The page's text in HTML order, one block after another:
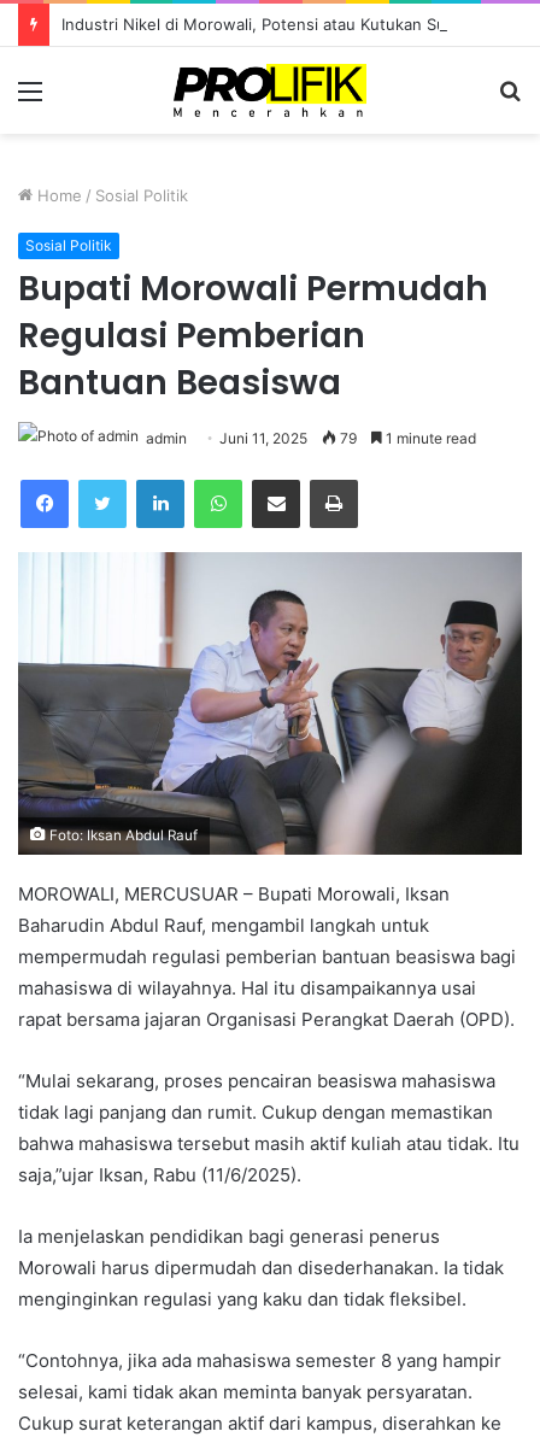
Menu
Home / Sosial Politik
Sosial Politik
Bupati Morowali Permudah
Regulasi Pemberian
Bantuan Beasiswa
admin Juni 11, 2025 79 1 minute read
FacebookTwitter LinkedInWhatsAppShare via Email Print
Foto: Iksan Abdul Rauf
MOROWALI, MERCUSUAR – Bupati Morowali, Iksan
Baharudin Abdul Rauf, mengambil langkah untuk
mempermudah regulasi pemberian bantuan beasiswa bagi
mahasiswa di wilayahnya. Hal itu disampaikannya usai
rapat bersama jajaran Organisasi Perangkat Daerah (OPD).
“Mulai sekarang, proses pencairan beasiswa mahasiswa
tidak lagi panjang dan rumit. Cukup dengan memastikan
bahwa mahasiswa tersebut masih aktif kuliah atau tidak. Itu
saja,”ujar Iksan, Rabu (11/6/2025).
Ia menjelaskan pendidikan bagi generasi penerus
Morowali harus dipermudah dan disederhanakan. Ia tidak
menginginkan regulasi yang kaku dan tidak fleksibel.
“Contohnya, jika ada mahasiswa semester 8 yang hampir
selesai, kami tidak akan meminta banyak persyaratan.
Cukup surat keterangan aktif dari kampus, diserahkan ke